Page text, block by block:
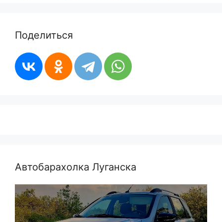
Поделиться
Автобарахолка Луганска